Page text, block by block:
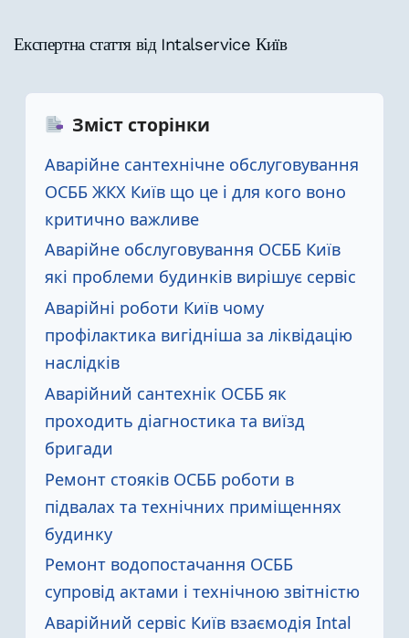
Експертна стаття від Intalservice Київ
Зміст сторінки
Аварійне сантехнічне обслуговування
ОСББ ЖКХ Київ що це і для кого воно
критично важливе
Аварійне обслуговування ОСББ Київ
які проблеми будинків вирішує сервіс
Аварійні роботи Київ чому
профілактика вигідніша за ліквідацію
наслідків
Аварійний сантехнік ОСББ як
проходить діагностика та виїзд
бригади
Ремонт стояків ОСББ роботи в
підвалах та технічних приміщеннях
будинку
Ремонт водопостачання ОСББ
супровід актами і технічною звітністю
Аварійний сервіс Київ взаємодія Intal